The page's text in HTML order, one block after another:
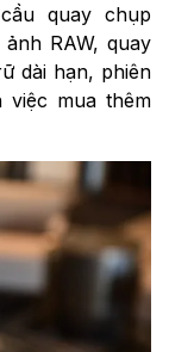
quay chụp
RAW, quay
dài hạn, phiên
mua thêm